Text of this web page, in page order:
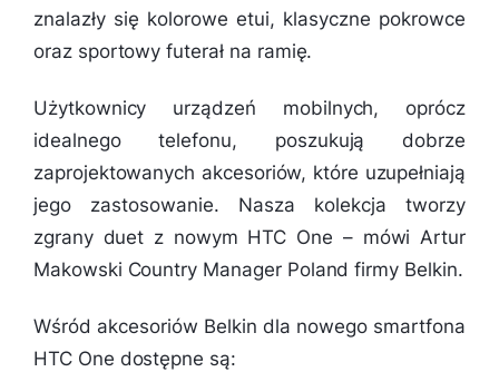
znalazły się kolorowe etui, klasyczne pokrowce
oraz sportowy futerał na ramię.
Użytkownicy urządzeń mobilnych, oprócz
idealnego telefonu, poszukują dobrze
zaprojektowanych akcesoriów, które uzupełniają
jego zastosowanie. Nasza kolekcja tworzy
zgrany duet z nowym HTC One – mówi Artur
Makowski Country Manager Poland firmy Belkin.
Wśród akcesoriów Belkin dla nowego smartfona
HTC One dostępne są: